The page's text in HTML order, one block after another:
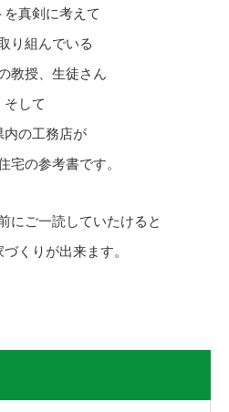
を真剣に考えて
り組んでいる
教授、生徒さん
そして
内の工務店が
宅の参考書です。
にご一読していたけると
くりが出来ます。